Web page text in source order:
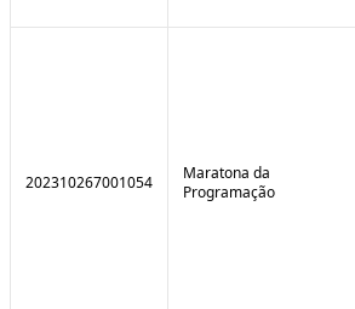
202310267001054
Maratona da
Programação